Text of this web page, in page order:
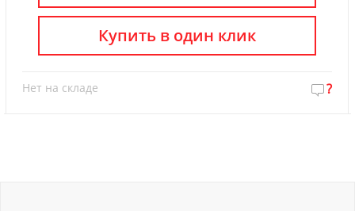
Нет на складе ?
Купить в один клик